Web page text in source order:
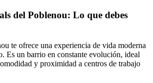
del Poblenou: Lo que debes
te ofrece una experiencia de vida moderna
Es un barrio en constante evolución, ideal
y proximidad a centros de trabajo